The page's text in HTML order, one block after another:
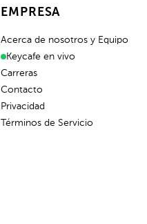
EMPRESA
Acerca de nosotros y Equipo
Keycafe en vivo
Carreras
Contacto
Privacidad
Términos de Servicio